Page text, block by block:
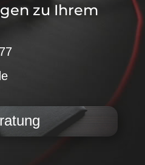
zu Ihrem